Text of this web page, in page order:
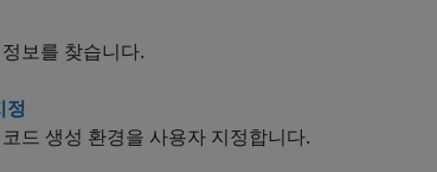
보를 찾습니다.
정
드 생성 환경을 사용자 지정합니다.